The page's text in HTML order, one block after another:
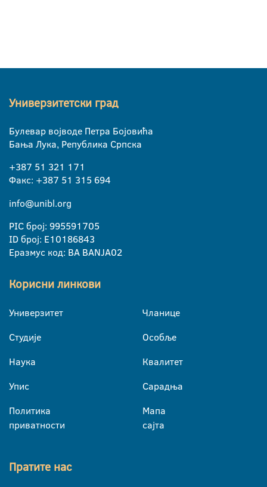
Универзитетски град
Булевар војводе Петра Бојовића
Бања Лука, Република Српска
+387 51 321 171
Факс: +387 51 315 694
info@unibl.org
PIC број: 995591705
ID број: E10186843
Еразмус код: BA BANJA02
Корисни линкови
Универзитет
Студије
Наука
Упис
Политика
приватности
Чланице
Особље
Квалитет
Сарадња
Мапа
сајта
Пратите нас